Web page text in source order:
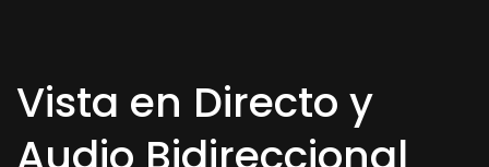
Vista en Directo y
Audio Bidireccional